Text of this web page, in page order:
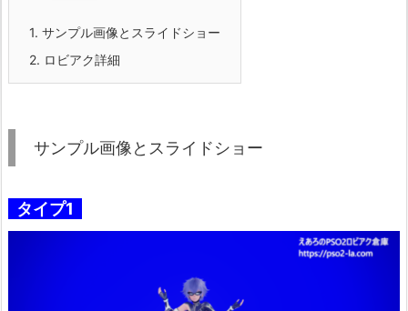
1. サンプル画像とスライドショー
2. ロビアク詳細
サンプル画像とスライドショー
タイプ1